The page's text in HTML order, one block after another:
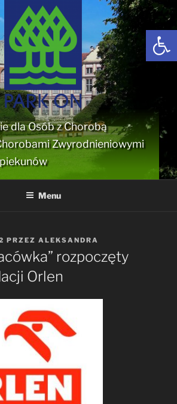
dla Osób z Chorobą
Zwyrodnieniowymi
Menu
PRZEZ ALEKSANDRA
rozpoczęty
Orlen